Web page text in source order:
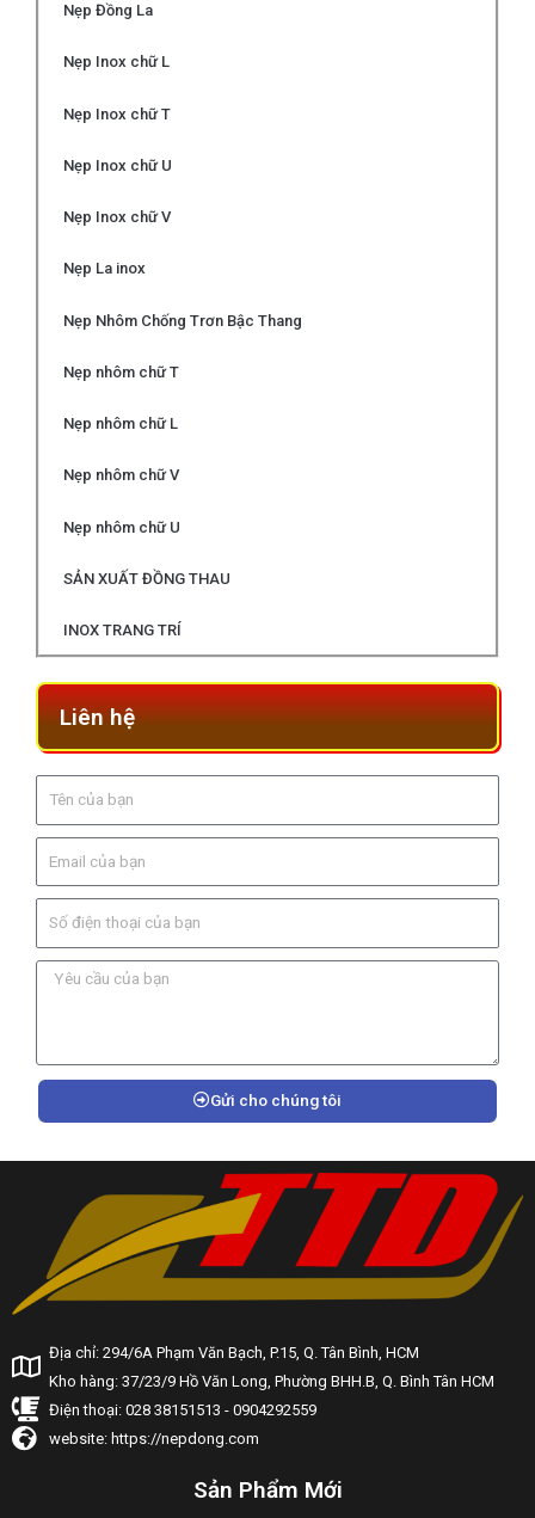
Nẹp Đồng La
Nẹp Inox chữ L
Nẹp Inox chữ T
Nẹp Inox chữ U
Nẹp Inox chữ V
Nẹp La inox
Nẹp Nhôm Chống Trơn Bậc Thang
Nẹp nhôm chữ T
Nẹp nhôm chữ L
Nẹp nhôm chữ V
Nẹp nhôm chữ U
SẢN XUẤT ĐỒNG THAU
INOX TRANG TRÍ
Liên hệ
Gửi cho chúng tôi
Địa chỉ: 294/6A Phạm Văn Bạch, P.15, Q. Tân Bình, HCM
Kho hàng: 37/23/9 Hồ Văn Long, Phường BHH.B, Q. Bình Tân HCM
Điện thoại: 028 38151513 - 0904292559
website: https://nepdong.com
Sản Phẩm Mới